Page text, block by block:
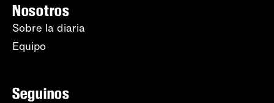
Nosotros
Sobre la diaria
Equipo
Seguinos